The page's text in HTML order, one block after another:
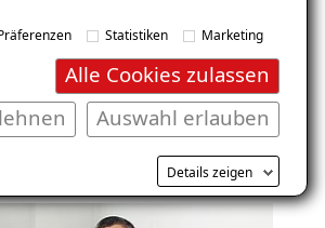
Statistiken Marketing
Alle Cookies zulassen
Auswahl erlauben
Details zeigen